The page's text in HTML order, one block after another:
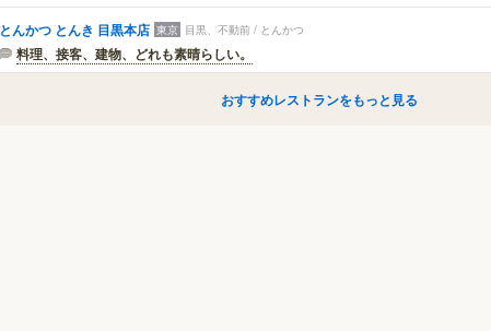
とんかつ とんき 目黒本店 東京 目黒、不動前 / とんかつ
料理、接客、建物、どれも素晴らしい。
おすすめレストランをもっと見る